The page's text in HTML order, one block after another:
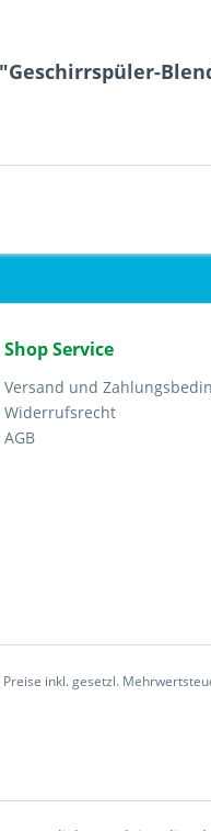
Shop Service
Versand und
Widerrufsrecht
AGB
inkl. gesetzl.